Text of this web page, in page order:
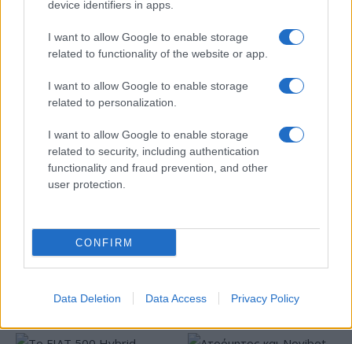
device identifiers in apps.
I want to allow Google to enable storage
related to functionality of the website or app.
I want to allow Google to enable storage
related to personalization.
I want to allow Google to enable storage
related to security, including authentication
functionality and fraud prevention, and other
user protection.
CONFIRM
Data Deletion Data Access Privacy Policy
ανοίγει δρόμο για δάνεια έως 5 δισ. σε μικρομεσαίες
Β.Σ. Καρούλιας: Τζίρος 98,7
εκατ. ευρώ και αύξηση
κερδών 57% - Τα νέα
Deloitte Ελλάδος:
Η Chery επενδύει 75 εκατ. δολάρια στην KG Mobility